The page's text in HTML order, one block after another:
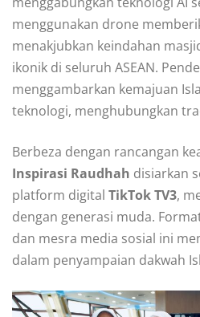
menggunakan drone
menakjubkan keindahan
ikonik di seluruh ASEAN.
menggambarkan kemajuan
teknologi, menghubungkan
Berbeza dengan rancangan
Inspirasi Raudhah disiarkan
platform digital TikTok TV3,
dengan generasi muda.
dan mesra media sosial ini
dalam penyampaian dakwah